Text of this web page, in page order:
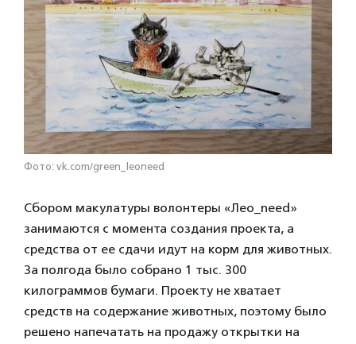
Фото: vk.com/green_leoneed
Сбором макулатуры волонтеры «Лео_need»
занимаются с момента создания проекта, а
средства от ее сдачи идут на корм для животных.
За полгода было собрано 1 тыс. 300
килограммов бумаги. Проекту не хватает
средств на содержание животных, поэтому было
решено напечатать на продажу открытки на